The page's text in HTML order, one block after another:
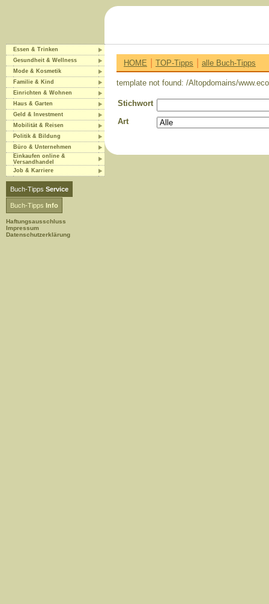
Essen & Trinken
Gesundheit & Wellness
Mode & Kosmetik
Familie & Kind
Einrichten & Wohnen
Haus & Garten
Geld & Investment
Mobilität & Reisen
Politik & Bildung
Büro & Unternehmen
Einkaufen online &
Versandhandel
Job & Karriere
Buch-Tipps Service
Buch-Tipps Info
Haftungsausschluss
Impressum
Datenschutzerklärung
HOME | TOP-Tipps | alle Buch-Tipps
template not found: /Altopdomains/
Stichwort
Art